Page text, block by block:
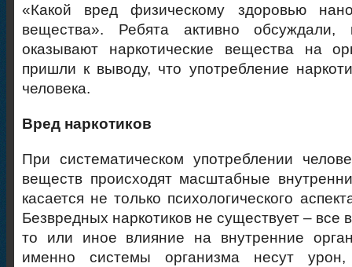
«Какой вред физическому здоровью
вещества». Ребята активно обсуждали,
оказывают наркотические вещества на
пришли к выводу, что употребление
человека.
Вред наркотиков
При систематическом употреблении
веществ происходят масштабные
касается не только психологического
Безвредных наркотиков не существует – все
то или иное влияние на внутренние
именно системы организма несут